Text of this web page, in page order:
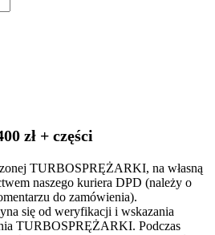
zł + części
TURBOSPRĘŻARKI, na własną
naszego kuriera DPD (należy o
do zamówienia).
się od weryfikacji i wskazania
TURBOSPRĘŻARKI. Podczas